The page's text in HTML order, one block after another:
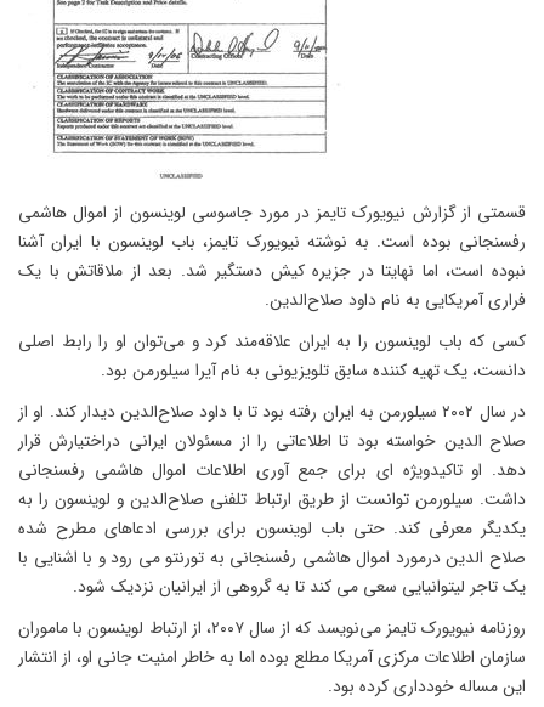
قسمتی از گزارش نیویورک تایمز در مورد جاسوسی لوینسون از اموال هاشمی
رفسنجانی بوده است. به نوشته نیویورک تایمز، باب لوینسون با ایران آشنا
نبوده است، اما نهایتا در جزیره کیش دستگیر شد. بعد از ملاقاتش با یک
فراری آمریکایی به نام داود صلاح‌الدین.
کسی که باب لوینسون را به ایران علاقه‌مند کرد و می‌توان او را رابط اصلی
دانست، یک تهیه کننده سابق تلویزیونی به نام آیرا سیلورمن بود.
در سال ۲۰۰۲ سیلورمن به ایران رفته بود تا با داود صلاح‌الدین دیدار کند. او از
صلاح الدین خواسته بود تا اطلاعاتی را از مسئولان ایرانی دراختیارش قرار
دهد. او تاکیدویژه ای برای جمع آوری اطلاعات اموال هاشمی رفسنجانی
داشت. سیلورمن توانست از طریق ارتباط تلفنی صلاح‌الدین و لوینسون را به
یکدیگر معرفی کند. حتی باب لوینسون برای بررسی ادعاهای مطرح شده
صلاح الدین درمورد اموال هاشمی رفسنجانی به تورنتو می رود و با اشنایی با
یک تاجر لیتوانیایی سعی می کند تا به گروهی از ایرانیان نزدیک شود.
روزنامه نیویورک تایمز می‌نویسد که از سال ۲۰۰۷، از ارتباط لوینسون با ماموران
سازمان اطلاعات مرکزی آمریکا مطلع بوده اما به خاطر امنیت جانی او، از انتشار
این مساله خودداری کرده بود.